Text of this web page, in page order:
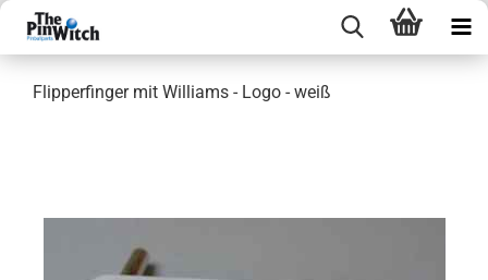
Flipperfinger mit Williams - Logo - weiß